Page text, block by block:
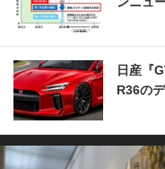
日産『
R36の